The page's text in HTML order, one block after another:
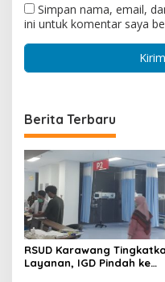
Simpan nama, email,
ini untuk komentar saya
Berita Terbaru
RSUD Karawang
Layanan, IGD Pindah ke